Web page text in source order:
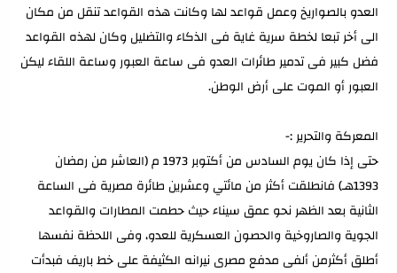
العدو بالصواريخ وعمل قواعد لها وكانت هذه القواعد تنقل من مكان
الى أخر تبعا لخطة سرية غاية فى الذكاء والتضليل وكان لهذه القواعد
فضل كبير فى تدمير طائرات العدو فى ساعة العبور وساعة اللقاء ليكن
العبور أو الموت على أرض الوطن.
المعركة والتحرير :-
حتى إذا كان يوم السادس من أكتوبر 1973 م (العاشر من رمضان
1393هـ) فانطلقت أكثر من مائتي وعشرين طائرة مصرية فى الساعة
الثانية بعد الظهر نحو عمق سيناء حيث حطمت المطارات والقواعد
الجوية والصاروخية والحصون العسكرية للعدو، وفى اللحظة نفسها
أطلق أكثرمن ألفى مدفع مصرى نيرانه الكثيفة على خط باريف فبدأت